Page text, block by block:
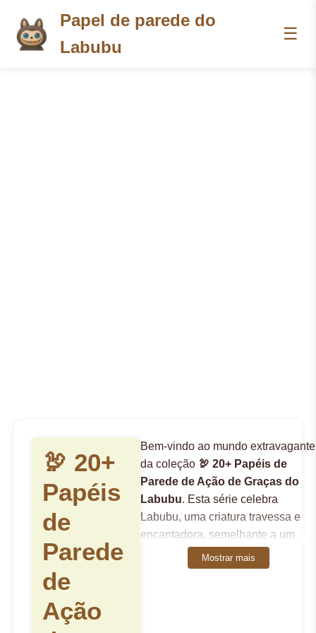
Papel de parede do
Labubu
☰
🦃 20+
Papéis
de
Parede
de
Ação
Bem-vindo ao mundo extravagante
da coleção 🦃 20+ Papéis de
Parede de Ação de Graças do
Labubu. Esta série celebra
Labubu, uma criatura travessa e
encantadora, semelhante a um
elfo, com uma expressão
perpetuamente curiosa. Criado
Mostrar mais